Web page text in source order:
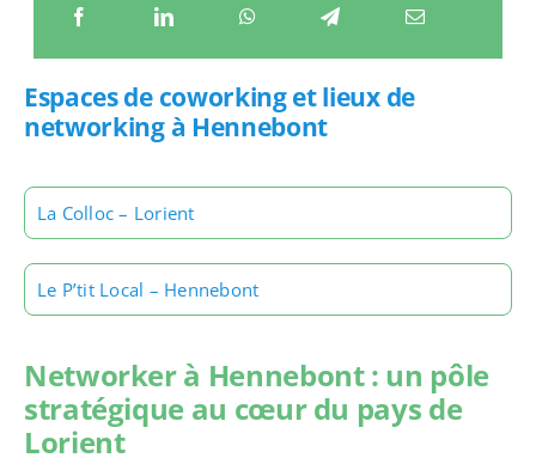
Espaces de coworking et lieux de
networking à Hennebont
La Colloc – Lorient
Le P’tit Local – Hennebont
Networker à Hennebont : un pôle
stratégique au cœur du pays de
Lorient